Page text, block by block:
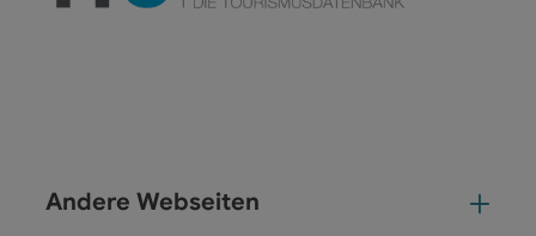
Andere Webseiten